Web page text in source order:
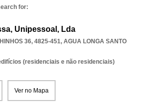
for:
Unipessoal, Lda
36, 4825-451, AGUA LONGA SANTO
(residenciais e não residenciais)
Ver no Mapa